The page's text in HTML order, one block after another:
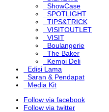
ShowCase
SPOTLIGHT
TIPS&TRICK
VISITOUTLET
VISIT
Boulangerie
The Baker
Kempi Deli
Edisi Lama
Saran & Pendapat
Media Kit
Follow via facebook
Follow via twitter